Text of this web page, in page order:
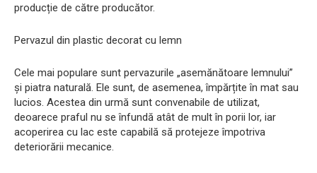
producție de către producător.
Pervazul din plastic decorat cu lemn
Cele mai populare sunt pervazurile „asemănătoare lemnului”
și piatra naturală. Ele sunt, de asemenea, împărțite în mat sau
lucios. Acestea din urmă sunt convenabile de utilizat,
deoarece praful nu se înfundă atât de mult în porii lor, iar
acoperirea cu lac este capabilă să protejeze împotriva
deteriorării mecanice.